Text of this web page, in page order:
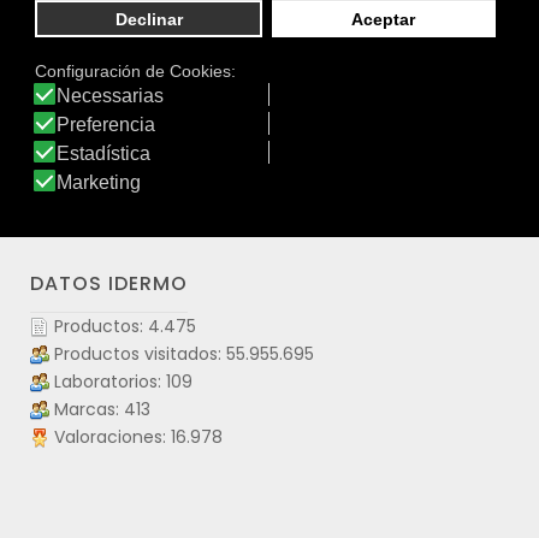
a la suavidad de la piel y el cabello debido a los
fitoesteroles, saponinas que contiene el extracto de
caléndula. Para todo tipo de pieles, excepto pieles
atópicas en brote.Puede usarse desde los 0 meses.
Ver producto
DATOS IDERMO
Productos: 4.475
Productos visitados: 55.955.695
Laboratorios: 109
Marcas: 413
Valoraciones: 16.978